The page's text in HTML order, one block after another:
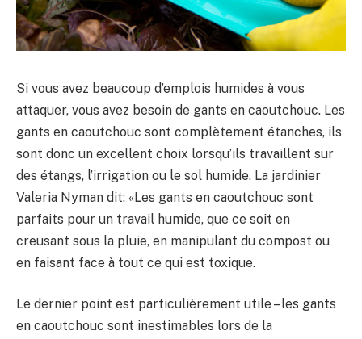
Si vous avez beaucoup d’emplois humides à vous
attaquer, vous avez besoin de gants en caoutchouc. Les
gants en caoutchouc sont complètement étanches, ils
sont donc un excellent choix lorsqu’ils travaillent sur
des étangs, l’irrigation ou le sol humide. La jardinier
Valeria Nyman dit: «Les gants en caoutchouc sont
parfaits pour un travail humide, que ce soit en
creusant sous la pluie, en manipulant du compost ou
en faisant face à tout ce qui est toxique.
Le dernier point est particulièrement utile – les gants
en caoutchouc sont inestimables lors de la